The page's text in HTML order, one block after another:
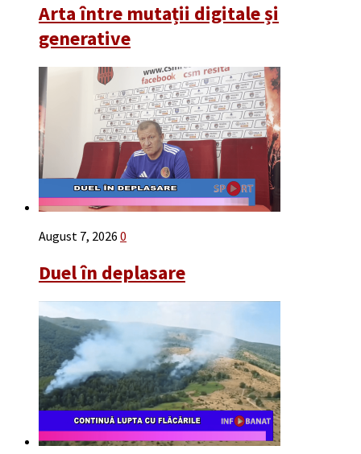
Arta între mutații digitale și
generative
August 7, 2026 0
Duel în deplasare